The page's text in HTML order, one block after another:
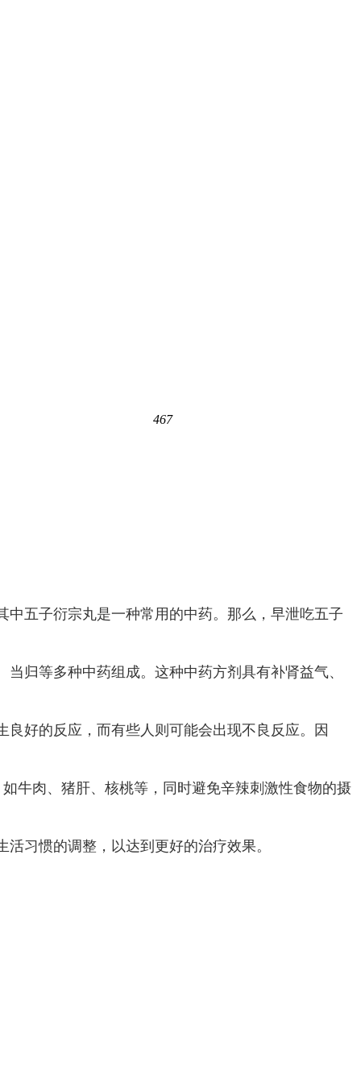
467
五子衍宗丸是一种常用的中药。那么，早泄吃五子
归等多种中药组成。这种中药方剂具有补肾益气、
好的反应，而有些人则可能会出现不良反应。因
牛肉、猪肝、核桃等，同时避免辛辣刺激性食物的摄
习惯的调整，以达到更好的治疗效果。